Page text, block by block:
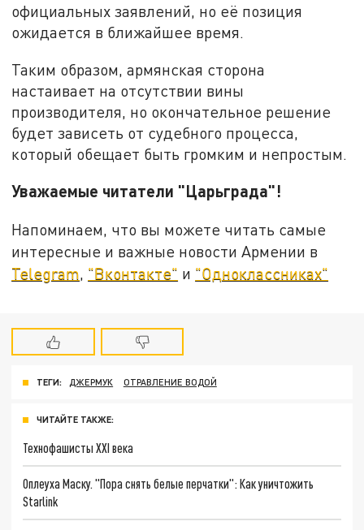
официальных заявлений, но её позиция
ожидается в ближайшее время.
Таким образом, армянская сторона
настаивает на отсутствии вины
производителя, но окончательное решение
будет зависеть от судебного процесса,
который обещает быть громким и непростым.
Уважаемые читатели "Царьграда"!
Напоминаем, что вы можете читать самые
интересные и важные новости Армении в
Telegram, "Вконтакте" и "Одноклассниках"
ТЕГИ: ДЖЕРМУК ОТРАВЛЕНИЕ ВОДОЙ
ЧИТАЙТЕ ТАКЖЕ:
Технофашисты XXI века
Оплеуха Маску. "Пора снять белые перчатки": Как уничтожить
Starlink